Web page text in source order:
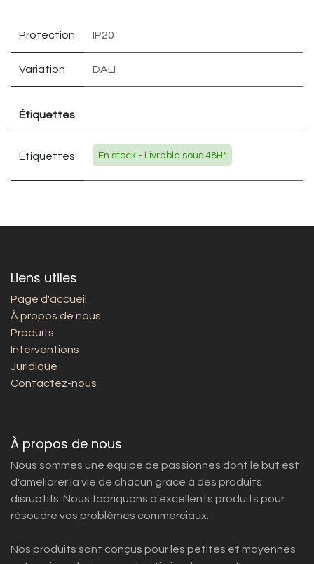
Protection IP20
Variation DALI
Étiquettes
Étiquettes En stock - Livrable sous 48H*
Liens utiles
Page d'accueil
À propos de nous
Produits
Interventions
Juridique
Contactez-nous
À propos de nous
Nous sommes une équipe de passionnés dont le but est
d'améliorer la vie de chacun grâce à des produits
disruptifs. Nous fabriquons d'excellents produits pour
résoudre vos problèmes commerciaux.
Nos produits sont conçus pour les petites et moyennes